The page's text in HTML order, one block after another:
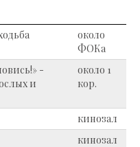
около
ФОКа
-
и
около 1
кор.
кинозал
кинозал